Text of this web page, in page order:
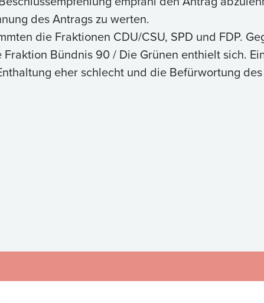
des Antrags zu werten.
die Fraktionen CDU/CSU, SPD und FDP.
Bündnis 90 / Die Grünen enthielt sich.
eher schlecht und die Befürwortung